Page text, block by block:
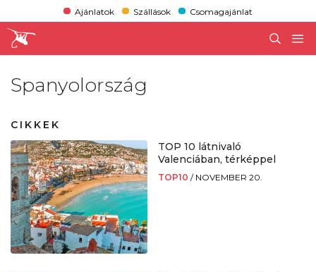
Ajánlatok Szállások Csomagajánlat
Spanyolország
CIKKEK
TOP 10 látnivaló
Valenciában, térképpel
TOP10 / NOVEMBER 20.